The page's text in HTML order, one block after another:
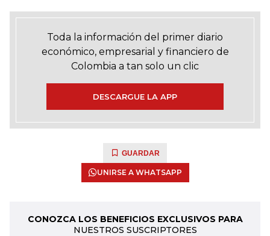
Toda la información del primer diario
económico, empresarial y financiero de
Colombia a tan solo un clic
DESCARGUE LA APP
GUARDAR
UNIRSE A WHATSAPP
CONOZCA LOS BENEFICIOS EXCLUSIVOS PARA
NUESTROS SUSCRIPTORES